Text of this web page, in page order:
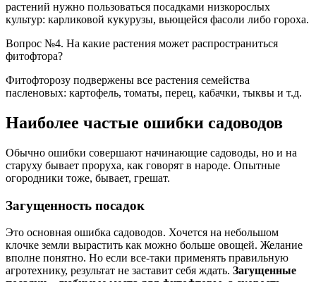
растений нужно пользоваться посадками низкорослых
культур: карликовой кукурузы, вьющейся фасоли либо гороха.
Вопрос №4. На какие растения может распространиться
фитофтора?
Фитофторозу подвержены все растения семейства
пасленовых: картофель, томаты, перец, кабачки, тыквы и т.д.
Наиболее частые ошибки садоводов
Обычно ошибки совершают начинающие садоводы, но и на
старуху бывает проруха, как говорят в народе. Опытные
огородники тоже, бывает, грешат.
Загущенность посадок
Это основная ошибка садоводов. Хочется на небольшом
клочке земли вырастить как можно больше овощей. Желание
вполне понятно. Но если все-таки применять правильную
агротехнику, результат не заставит себя ждать. Загущенные